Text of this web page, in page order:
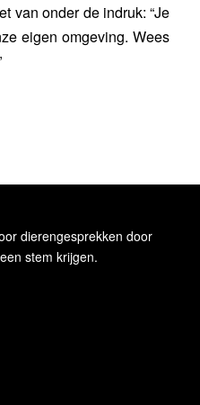
van onder de indruk: “Je
eigen omgeving. Wees
dierengesprekken door
stem krijgen.